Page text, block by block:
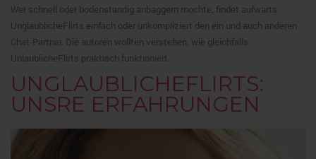
Wer schnell oder bodenstandig anbaggern mochte, findet aufwarts
UnglaublicheFlirts einfach oder unkompliziert den ein und auch anderen
Chat-Partner. Die autoren wollten verstehen, wie gleichfalls
UnlaublicheFlirts praktisch funktioniert.
UNGLAUBLICHEFLIRTS:
UNSRE ERFAHRUNGEN